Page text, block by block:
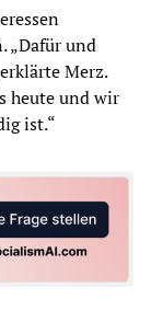
„Dafür und
Merz.
heute und wir
ist.“